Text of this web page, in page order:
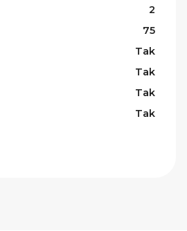
2
75
Tak
Tak
Tak
Tak